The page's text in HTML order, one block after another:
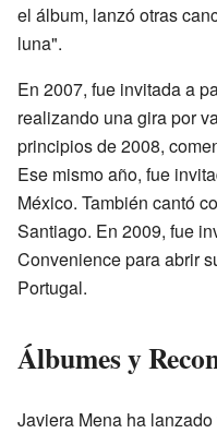
el álbum, lanzó otras
luna".
En 2007, fue invitada a
realizando una gira por
principios de 2008,
Ese mismo año, fue
México. También cantó
Santiago. En 2009, fue
Convenience para abrir
Portugal.
Álbumes y
Javiera Mena ha